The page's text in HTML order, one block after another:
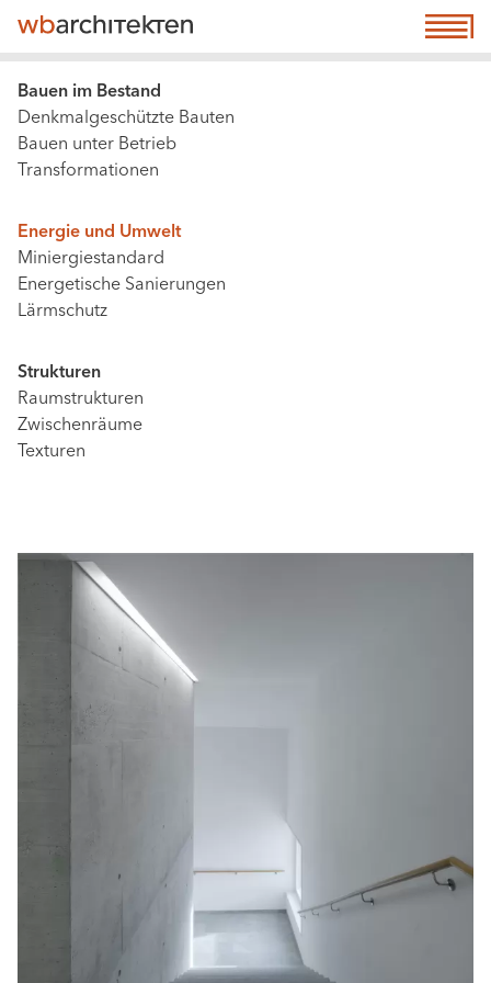
Direkt
zum
Inhalt
☰ Menu
Main
navigation
|
Content,
2
3
not
extended
config)
Bauen im Bestand
Denkmalgeschützte Bauten
Bauen unter Betrieb
Transformationen
Energie und Umwelt
Miniergiestandard
Energetische Sanierungen
Lärmschutz
Strukturen
Raumstrukturen
Zwischenräume
Texturen